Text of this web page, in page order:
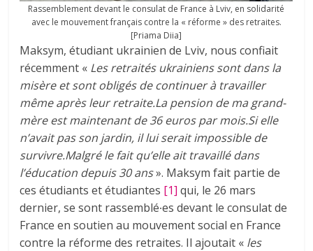
Rassemblement devant le consulat de France à Lviv, en solidarité
avec le mouvement français contre la « réforme » des retraites.
[Priama Diia]
Maksym, étudiant ukrainien de Lviv, nous confiait
récemment « Les retraités ukrainiens sont dans la
misère et sont obligés de continuer à travailler
même après leur retraite.La pension de ma grand-
mère est maintenant de 36 euros par mois.Si elle
n’avait pas son jardin, il lui serait impossible de
survivre.Malgré le fait qu’elle ait travaillé dans
l’éducation depuis 30 ans». Maksym fait partie de
ces étudiants et étudiantes [1] qui, le 26 mars
dernier, se sont rassemblé∙es devant le consulat de
France en soutien au mouvement social en France
contre la réforme des retraites. Il ajoutait « les